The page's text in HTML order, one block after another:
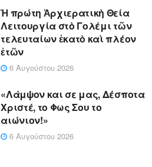
Ἡ πρώτη Ἀρχιερατικὴ Θεία
Λειτουργία στὸ Γολέμι τῶν
τελευταίων ἑκατὸ καὶ πλέον
ἐτῶν
6 Αυγούστου 2026
«Λάμψον και σε μας, Δέσποτα
Χριστέ, το Φως Σου το
αιώνιον!»
6 Αυγούστου 2026